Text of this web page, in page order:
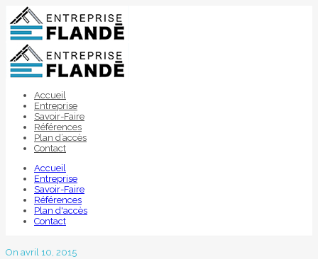
Accueil
Entreprise
Savoir-Faire
Références
Plan d’accès
Contact
Accueil
Entreprise
Savoir-Faire
Références
Plan d'accès
Contact
On avril 10, 2015